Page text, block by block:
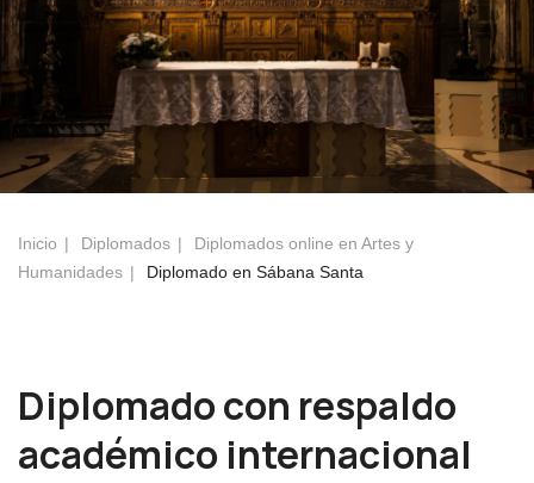
Inicio Diplomados
Diplomados online en Artes y
Humanidades
Diplomado en Sábana Santa
Diplomado con respaldo
académico internacional